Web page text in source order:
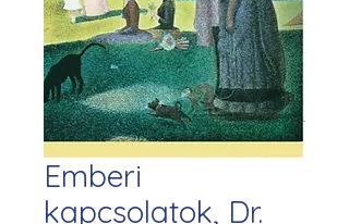
Emberi
kapcsolatok, Dr.